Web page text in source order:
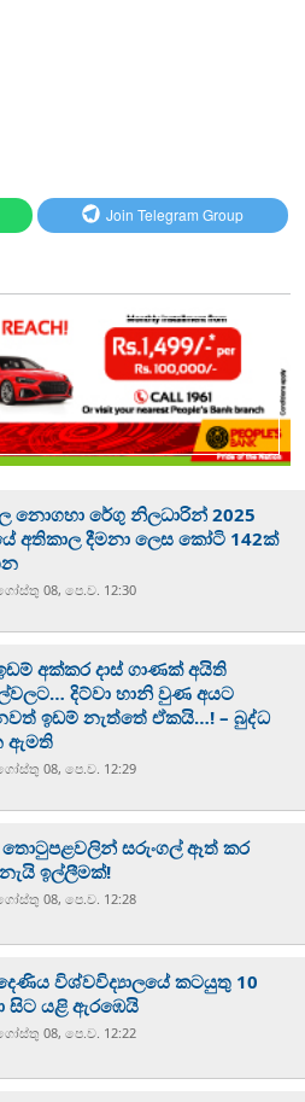
Join Telegram Group
නොගහා රේගු නිලධාරින් 2025
අතිකාල දීමනා ලෙස කෝටි 142ක්
08, පෙ.ව. 12:30
අක්කර දාස් ගාණක් අයිති
දිට්වා හානි වුණ අයට
ඉඩම් නැත්තේ ඒකයි…! – බුද්ධ
ඇමති
08, පෙ.ව. 12:29
සරුංගල් ඈත් කර
ඉල්ලීමක්!
08, පෙ.ව. 12:28
විශ්වවිද්‍යාලයේ කටයුතු 10
සිට යළි ඇරඹෙයි
08, පෙ.ව. 12:22